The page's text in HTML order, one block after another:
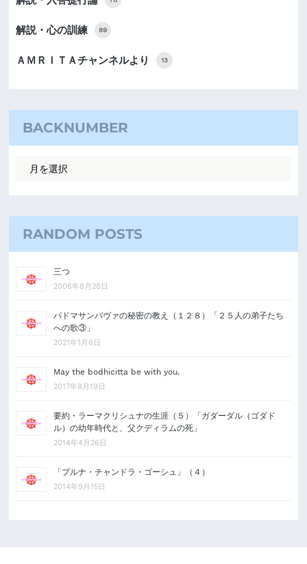
解説・心の訓練 89
ＡＭＲＩＴＡチャンネルより 13
BACKNUMBER
RANDOM POSTS
三つ
2006年8月28日
パドマサンバヴァの秘密の教え（１２８）「２５人の弟子たち
への歌③」
2021年1月6日
May the bodhicitta be with you.
2017年8月19日
要約・ラーマクリシュナの生涯（５）「ガダーダル（ゴダド
ル）の幼年時代と、父クディラムの死」
2014年4月26日
「プルナ・チャンドラ・ゴーシュ」（４）
2014年9月15日